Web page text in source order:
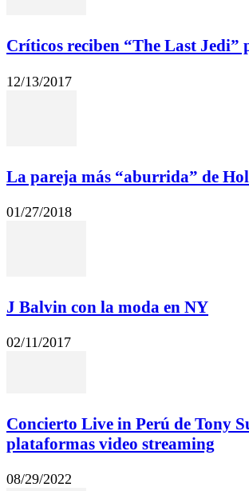
Críticos reciben “The Last Jedi”
12/13/2017
La pareja más “aburrida” de
01/27/2018
J Balvin con la moda en NY
02/11/2017
Concierto Live in Perú de Tony
plataformas video streaming
08/29/2022